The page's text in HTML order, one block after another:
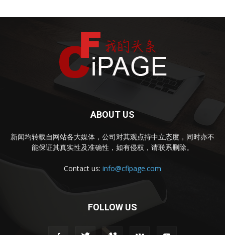
ABOUT US
新闻均转载自网站各大媒体，公司对其观点持中立态度，同时亦不
能保证其真实性及准确性，如有侵权，请联系删除。
Contact us: info@cfipage.com
FOLLOW US